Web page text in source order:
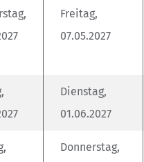
Freitag,
07.05.2027
Dienstag,
01.06.2027
Donnerstag,